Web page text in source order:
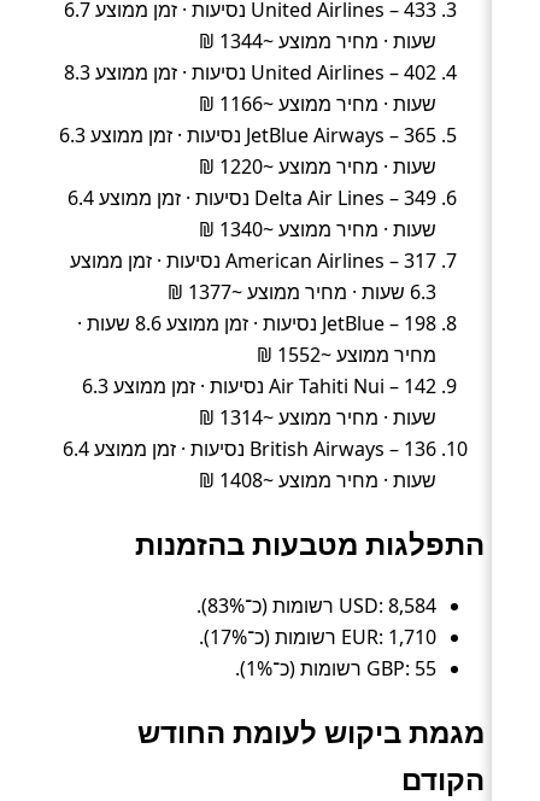
United Airlines – 433 נסיעות · זמן ממוצע 6.7
שעות · מחיר ממוצע ~1344 ₪
United Airlines – 402 נסיעות · זמן ממוצע 8.3
שעות · מחיר ממוצע ~1166 ₪
JetBlue Airways – 365 נסיעות · זמן ממוצע 6.3
שעות · מחיר ממוצע ~1220 ₪
Delta Air Lines – 349 נסיעות · זמן ממוצע 6.4
שעות · מחיר ממוצע ~1340 ₪
American Airlines – 317 נסיעות · זמן ממוצע
6.3 שעות · מחיר ממוצע ~1377 ₪
JetBlue – 198 נסיעות · זמן ממוצע 8.6 שעות ·
מחיר ממוצע ~1552 ₪
Air Tahiti Nui – 142 נסיעות · זמן ממוצע 6.3
שעות · מחיר ממוצע ~1314 ₪
British Airways – 136 נסיעות · זמן ממוצע 6.4
שעות · מחיר ממוצע ~1408 ₪
התפלגות מטבעות בהזמנות
USD: 8,584 רשומות (כ־83%).
EUR: 1,710 רשומות (כ־17%).
GBP: 55 רשומות (כ־1%).
מגמת ביקוש לעומת החודש
הקודם